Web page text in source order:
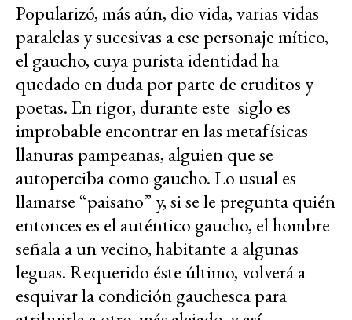
Popularizó, más aún, dio vida, varias vidas
paralelas y sucesivas a ese personaje mítico,
el gaucho, cuya purista identidad ha
quedado en duda por parte de eruditos y
poetas. En rigor, durante este siglo es
improbable encontrar en las metafísicas
llanuras pampeanas, alguien que se
autoperciba como gaucho. Lo usual es
llamarse “paisano” y, si se le pregunta quién
entonces es el auténtico gaucho, el hombre
señala a un vecino, habitante a algunas
leguas. Requerido éste último, volverá a
esquivar la condición gauchesca para